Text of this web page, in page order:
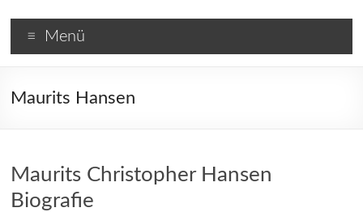
wechseln
Skandinavische
Krimis
Menü
Maurits Hansen
Maurits Christopher Hansen
Biografie